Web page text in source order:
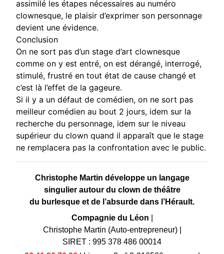
assimilé les étapes nécessaires au numéro
clownesque, le plaisir d’exprimer son personnage
devient une évidence.
Conclusion
On ne sort pas d’un stage d’art clownesque
comme on y est entré, on est dérangé, interrogé,
stimulé, frustré en tout état de cause changé et
c’est là l’effet de la gageure.
Si il y a un défaut de comédien, on ne sort pas
meilleur comédien au bout 2 jours, idem sur la
recherche du personnage, idem sur le niveau
supérieur du clown quand il apparaît que le stage
ne remplacera pas la confrontation avec le public.
Christophe Martin développe un langage
singulier autour du clown de théâtre
du burlesque et de l’absurde dans l’Hérault.
Compagnie du Léon
Christophe Martin (Auto-entrepreneur)|
SIRET : 995 378 486 00014